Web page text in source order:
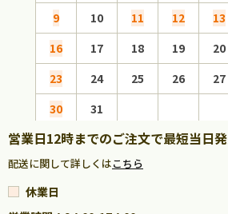
9
10 11 12 13
16
17 18 19 20
23
24 25 26 27
30
31
営業日12時までのご注文で最短当日発
配送に関して詳しくはこちら
休業日